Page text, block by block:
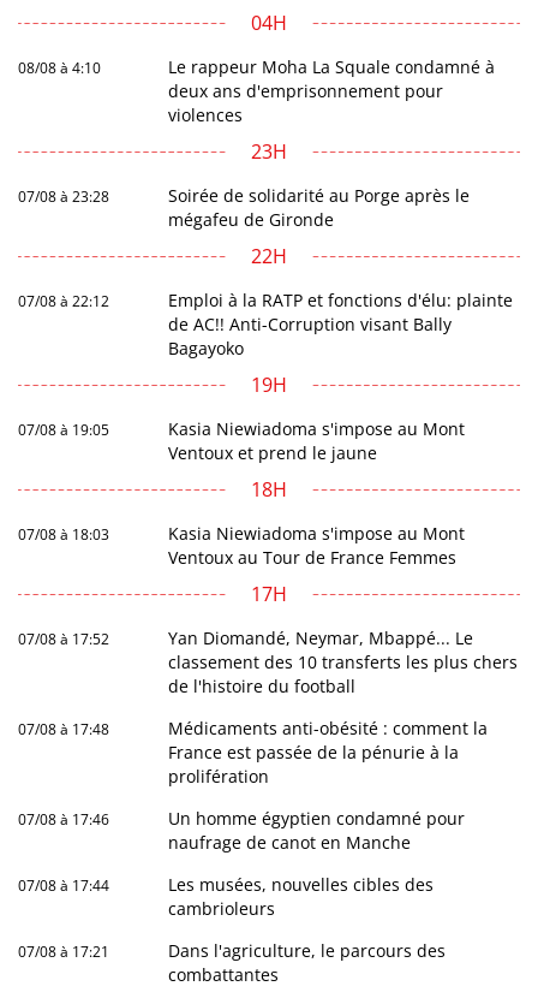
04H
08/08 à 4:10
Le rappeur Moha La Squale condamné à
deux ans d'emprisonnement pour
violences
23H
07/08 à 23:28
Soirée de solidarité au Porge après le
mégafeu de Gironde
22H
07/08 à 22:12
Emploi à la RATP et fonctions d'élu: plainte
de AC!! Anti-Corruption visant Bally
Bagayoko
19H
07/08 à 19:05
Kasia Niewiadoma s'impose au Mont
Ventoux et prend le jaune
18H
07/08 à 18:03
Kasia Niewiadoma s'impose au Mont
Ventoux au Tour de France Femmes
17H
07/08 à 17:52
Yan Diomandé, Neymar, Mbappé... Le
classement des 10 transferts les plus chers
de l'histoire du football
07/08 à 17:48
Médicaments anti-obésité : comment la
France est passée de la pénurie à la
prolifération
07/08 à 17:46
Un homme égyptien condamné pour
naufrage de canot en Manche
07/08 à 17:44
Les musées, nouvelles cibles des
cambrioleurs
07/08 à 17:21
Dans l'agriculture, le parcours des
combattantes